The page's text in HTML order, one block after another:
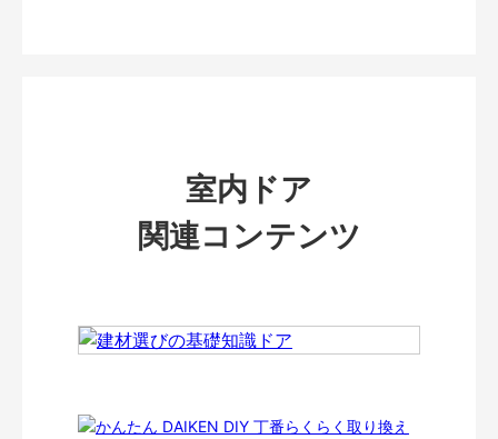
室内ドア
関連コンテンツ